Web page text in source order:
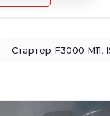
Стартер F3000 M11,